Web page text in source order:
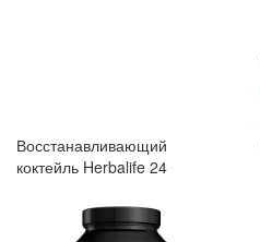
Восстанавливающий
коктейль Herbalife 24